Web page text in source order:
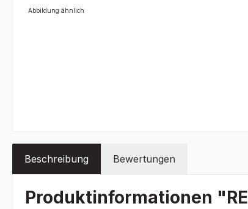
Abbildung ähnlich
Beschreibung Bewertungen
Produktinformationen